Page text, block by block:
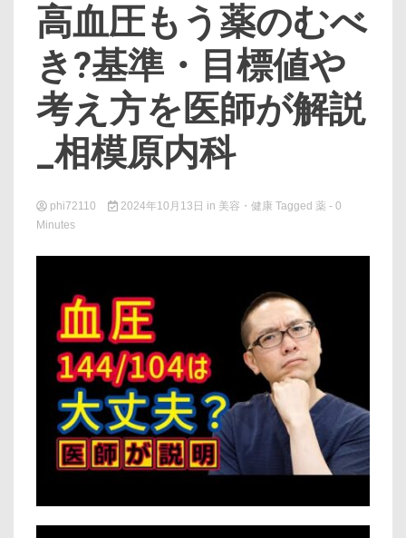
高血圧もう薬のむべ
き?基準・目標値や
考え方を医師が解説
_相模原内科
phi72110 2024年10月13日 in 美容・健康 Tagged 薬 - 0
Minutes